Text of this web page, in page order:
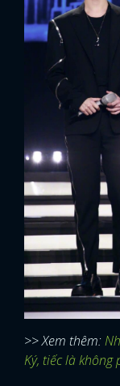
>> Xem thêm:
Ký, tiếc là